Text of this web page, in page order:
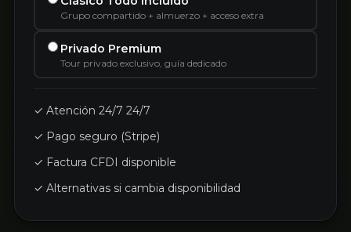
Grupo compartido + almuerzo + acceso extra
Privado Premium
Tour privado exclusivo, guía dedicado
✓ Atención 24/7 24/7
✓ Pago seguro (Stripe)
✓ Factura CFDI disponible
✓ Alternativas si cambia disponibilidad